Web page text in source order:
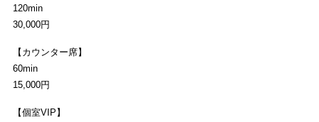
120min
30,000円
【カウンター席】
60min
15,000円
【個室VIP】